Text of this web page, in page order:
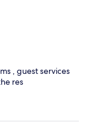
, guest services
res